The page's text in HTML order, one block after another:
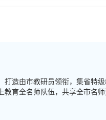
打造由市教研员领衔，集省特
教育全名师队伍，共享全市名